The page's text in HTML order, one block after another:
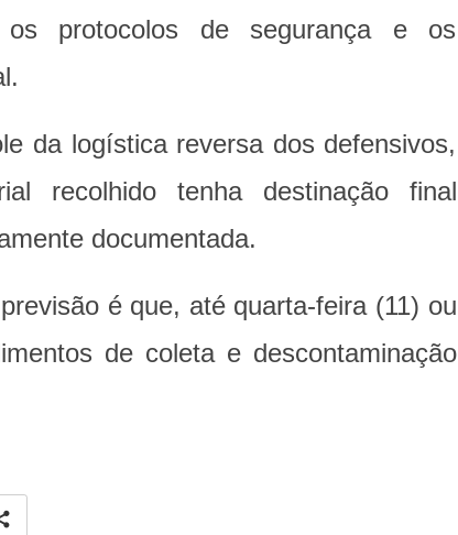
protocolos de segurança e os
da logística reversa dos defensivos,
recolhido tenha destinação final
documentada.
é que, até quarta-feira (11) ou
de coleta e descontaminação